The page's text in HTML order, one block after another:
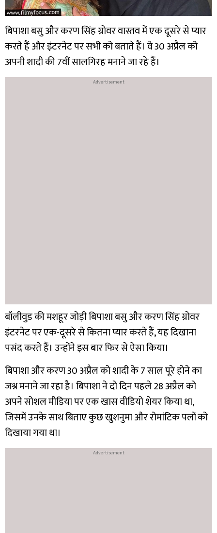
बिपाशा बसु और करण सिंह ग्रोवर वास्तव में एक दूसरे से प्यार
करते हैं और इंटरनेट पर सभी को बताते हैं। वे 30 अप्रैल को
अपनी शादी की 7वीं सालगिरह मनाने जा रहे हैं।
बॉलीवुड की मशहूर जोड़ी बिपाशा बसु और करण सिंह ग्रोवर
इंटरनेट पर एक-दूसरे से कितना प्यार करते हैं, यह दिखाना
पसंद करते हैं। उन्होंने इस बार फिर से ऐसा किया।
बिपाशा और करण 30 अप्रैल को शादी के 7 साल पूरे होने का
जश्न मनाने जा रहा है। बिपाशा ने दो दिन पहले 28 अप्रैल को
अपने सोशल मीडिया पर एक खास वीडियो शेयर किया था,
जिसमें उनके साथ बिताए कुछ खुशनुमा और रोमांटिक पलों को
दिखाया गया था।